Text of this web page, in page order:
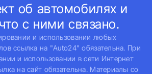
об автомобилях и
с ними связано.
и использовании любых
ссылка на "Auto24" обязательна. При
и использовании в сети Интернет
на сайт обязательна. Материалы со